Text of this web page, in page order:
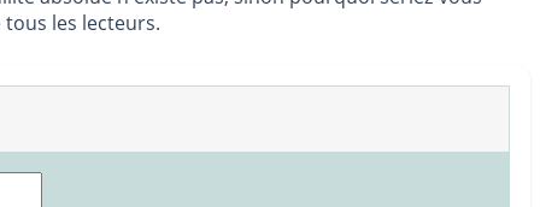
les lecteurs.